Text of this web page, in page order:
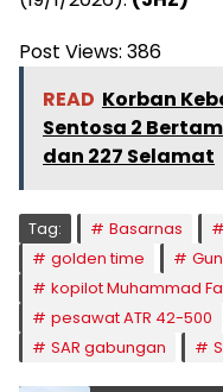
Post Views: 386
READ Korban
Sentosa 2
dan 227 Selamat
Tag: Basarnas
golden time
kopilot Muhammad
pesawat ATR 42-500
SAR gabungan